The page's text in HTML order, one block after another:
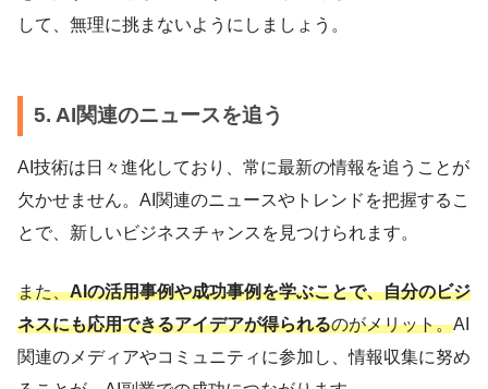
して、無理に挑まないようにしましょう。
5. AI関連のニュースを追う
AI技術は日々進化しており、常に最新の情報を追うことが
欠かせません。AI関連のニュースやトレンドを把握するこ
とで、新しいビジネスチャンスを見つけられます。
また、AIの活用事例や成功事例を学ぶことで、自分のビジ
ネスにも応用できるアイデアが得られるのがメリット。AI
関連のメディアやコミュニティに参加し、情報収集に努め